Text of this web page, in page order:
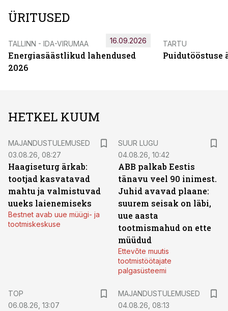
ÜRITUSED
TALLINN - IDA-VIRUMAA
Energiasäästlikud lahendused
2026
16.09.2026 TARTU
Puidutööstuse
HETKEL KUUM
MAJANDUSTULEMUSED
03.08.26, 08:27
Haagiseturg ärkab:
tootjad kasvatavad
mahtu ja valmistuvad
uueks laienemiseks
Bestnet avab uue müügi- ja
tootmiskeskuse
SUUR LUGU
04.08.26, 10:42
ABB palkab Eestis
tänavu veel 90 inimest.
Juhid avavad plaane:
suurem seisak on läbi,
uue aasta
tootmismahud on ette
müüdud
Ettevõte muutis
tootmistöötajate
palgasüsteemi
TOP
06.08.26, 13:07
MAJANDUSTULEMUSED
04.08.26, 08:13